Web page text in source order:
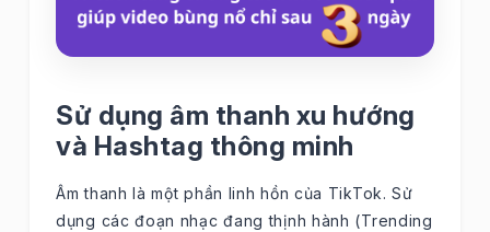
Sử dụng âm thanh xu hướng
và Hashtag thông minh
Âm thanh là một phần linh hồn của TikTok. Sử
dụng các đoạn nhạc đang thịnh hành (Trending